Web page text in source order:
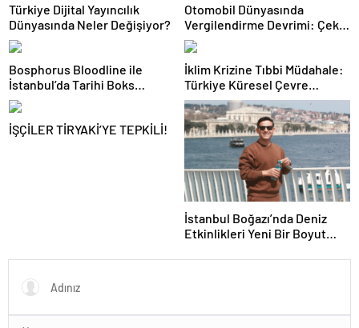
Türkiye Dijital Yayıncılık
Dünyasında Neler Değişiyor?
Otomobil Dünyasında
Vergilendirme Devrimi: Çekiş
Sistemleri ve Yeni Dönem
Bosphorus Bloodline ile
İstanbul’da Tarihi Boks
Gecesi
İklim Krizine Tıbbi Müdahale:
Türkiye Küresel Çevre
Zirvesinin Rotasını Nasıl
Değiştirdi?
İŞÇİLER TİRYAKİ’YE TEPKİLİ!
İstanbul Boğazı’nda Deniz
Etkinlikleri Yeni Bir Boyut